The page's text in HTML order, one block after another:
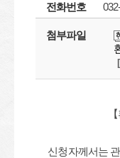
전화번호
첨부파일
신청자께서는